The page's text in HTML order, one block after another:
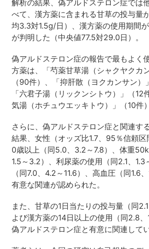
解析の結果、偽アルドステロン症では
べて、漢方薬に含まれる甘草の投与量
均3.3対1.5g/日）、漢方薬の使用期間
が判明した（中央値77.5対29.0日）。
偽アルドステロン症の報告で最もよく
方薬は、「芍薬甘草湯（シャクヤクカ
（90件）、「抑肝散（ヨクカンサン）
「六君子湯（リックンシトウ）」（12
気湯（ホチュウエッキトウ）」（10件
さらに、偽アルドステロン症と関連す
結果、女性（オッズ比1.7、95％信頼
0歳以上（同5.0、3.2～7.8）、体重
1.5～3.2）、利尿薬の使用（同2.1、1.3
（同7.0、4.2～11.6）、高血圧（同1.6
有意な関連が認められた。
また、甘草の1日当たりの投与量（同
よび漢方薬の14日以上の使用（同2.8、
偽アルドステロン症と有意に関連してい